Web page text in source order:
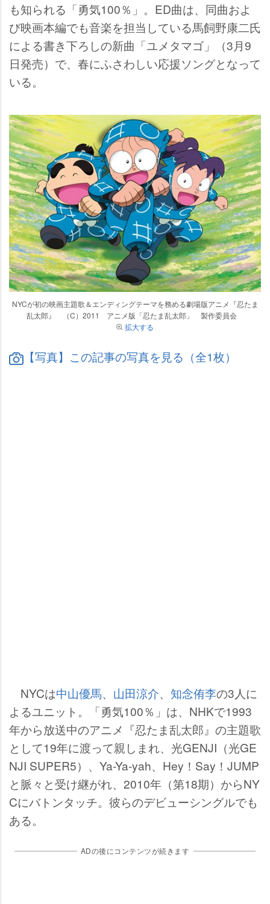
も知られる「勇気100％」。ED曲は、同曲およ
び映画本編でも音楽を担当している馬飼野康二氏
による書き下ろしの新曲「ユメタマゴ」（3月9
日発売）で、春にふさわしい応援ソングとなって
いる。
NYCが初の映画主題歌＆エンディングテーマを務める劇場版アニメ『忍たま
乱太郎』 （C）2011 アニメ版「忍たま乱太郎」 製作委員会
拡大する
【写真】この記事の写真を見る（全1枚）
NYCは中山優馬、 山田涼介、 知念侑李の3人に
よるユニット。「勇気100％」は、NHKで1993
年から放送中のアニメ『忍たま乱太郎』の主題歌
として19年に渡って親しまれ、光GENJI（光GE
NJI SUPER5）、Ya-Ya-yah、Hey！Say！JUMP
と脈々と受け継がれ、2010年（第18期）からNY
Cにバトンタッチ。彼らのデビューシングルでも
ある。
ADの後にコンテンツが続きます